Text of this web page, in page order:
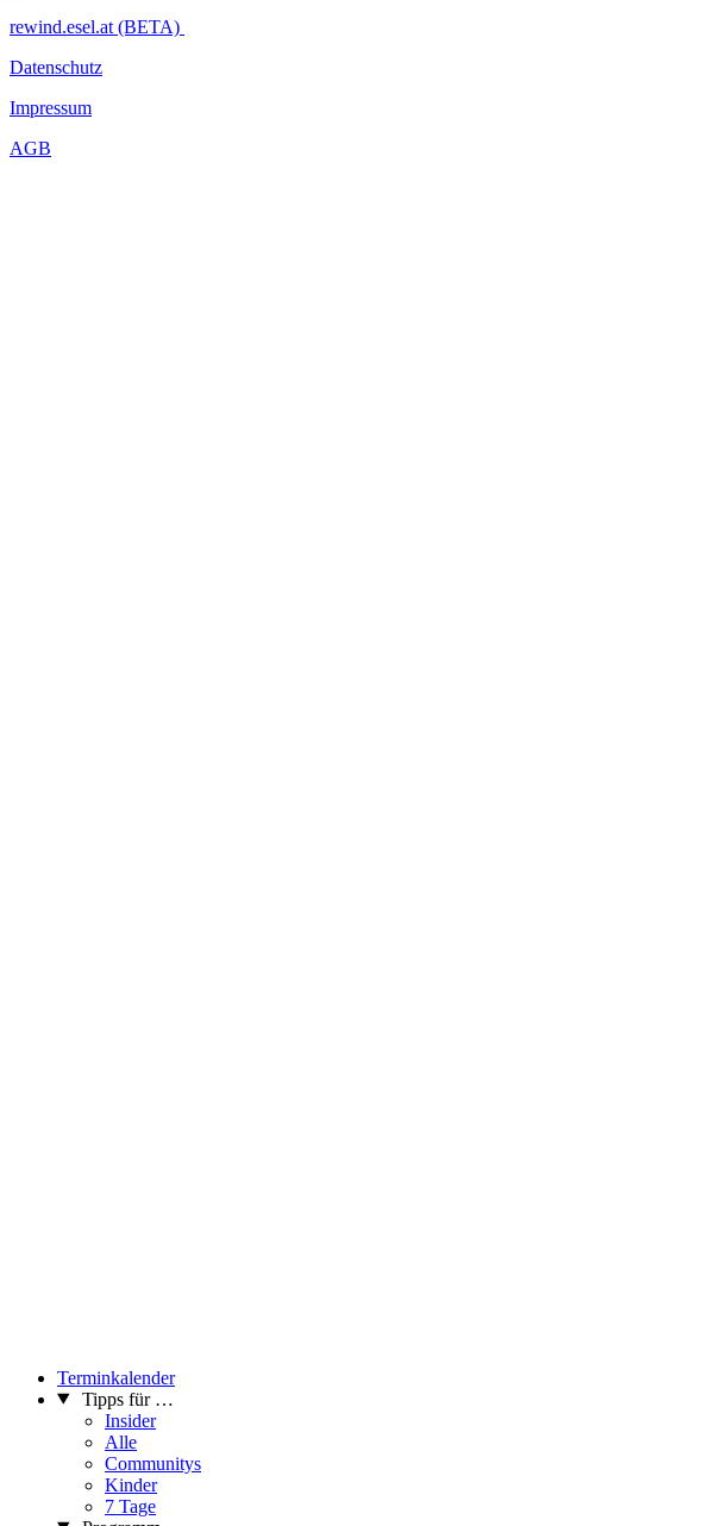
rewind.esel.at (BETA)
Datenschutz
Impressum
AGB
Terminkalender
Tipps für …
Insider
Alle
Communitys
Kinder
7 Tage